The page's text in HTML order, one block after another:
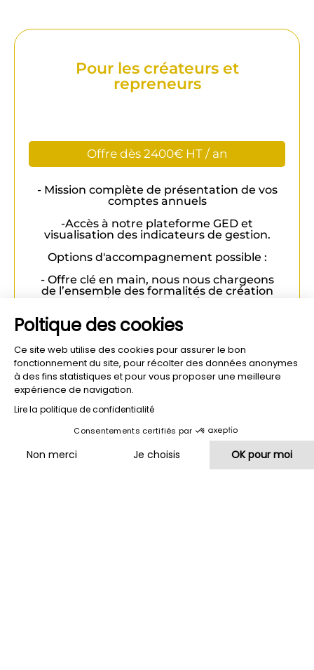
Pour les créateurs et
repreneurs
Offre dès 2400€ HT / an
- Mission complète de présentation de vos
comptes annuels
-Accès à notre plateforme GED et
visualisation des indicateurs de gestion.
Options d'accompagnement possible :
- Offre clé en main, nous nous chargeons
de l’ensemble des formalités de création
de votre entreprise
- Recherche de financement possible
- Etablissement de votre prévisionnel
Contactez-nous
Poltique des cookies
Ce site web utilise des cookies pour assurer le bon
fonctionnement du site, pour récolter des données anonymes
à des fins statistiques et pour vous proposer une meilleure
expérience de navigation.
Lire la politique de confidentialité
Consentements certifiés par
Non merci Je choisis OK pour moi